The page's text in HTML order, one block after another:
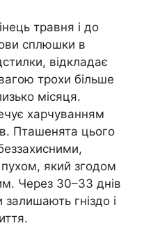
травня і до
сплюшки в
відкладає
трохи більше
місяця.
харчуванням
Пташенята цього
який згодом
Через 30–33 днів
гніздо і